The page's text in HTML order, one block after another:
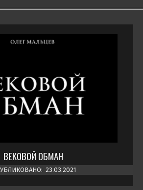
ВЕКОВОЙ ОБМАН
23.03.2021